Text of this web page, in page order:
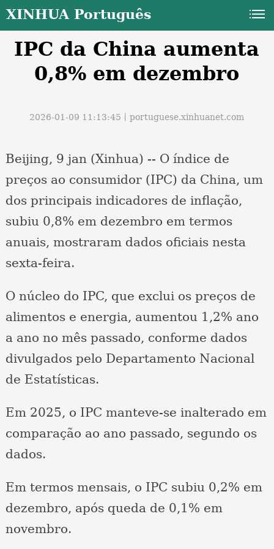
XINHUA Português
IPC da China aumenta
0,8% em dezembro
2026-01-09 11:13:45丨portuguese.xinhuanet.com
Beijing, 9 jan (Xinhua) -- O índice de
preços ao consumidor (IPC) da China, um
dos principais indicadores de inflação,
subiu 0,8% em dezembro em termos
anuais, mostraram dados oficiais nesta
sexta-feira.
O núcleo do IPC, que exclui os preços de
alimentos e energia, aumentou 1,2% ano
a ano no mês passado, conforme dados
divulgados pelo Departamento Nacional
de Estatísticas.
Em 2025, o IPC manteve-se inalterado em
comparação ao ano passado, segundo os
dados.
Em termos mensais, o IPC subiu 0,2% em
dezembro, após queda de 0,1% em
novembro.